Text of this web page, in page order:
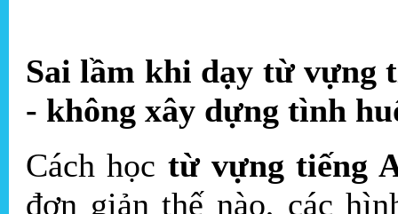
Sai lầm khi dạy từ vựng
- không xây dựng tình
Cách học từ vựng tiếng
đơn giản thế nào, các